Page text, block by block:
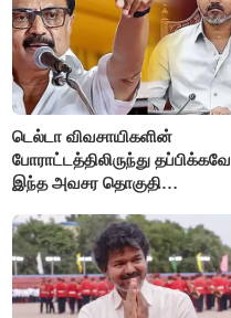
டெல்டா விவசாயிகளின்
போராட்டத்திலிருந்து தப்பிக்கவே
இந்த அவசர தொகுதி
அரங்கேற்றுகிறார் முதலமைச்சர் -
திமுக ஐடி விங்..!!